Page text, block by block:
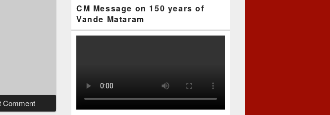
CM Message on 150 years of
Vande Mataram